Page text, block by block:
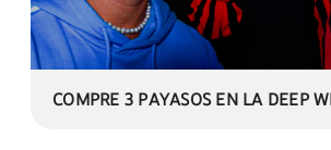
COMPRE 3 PAYASOS EN LA DEEP